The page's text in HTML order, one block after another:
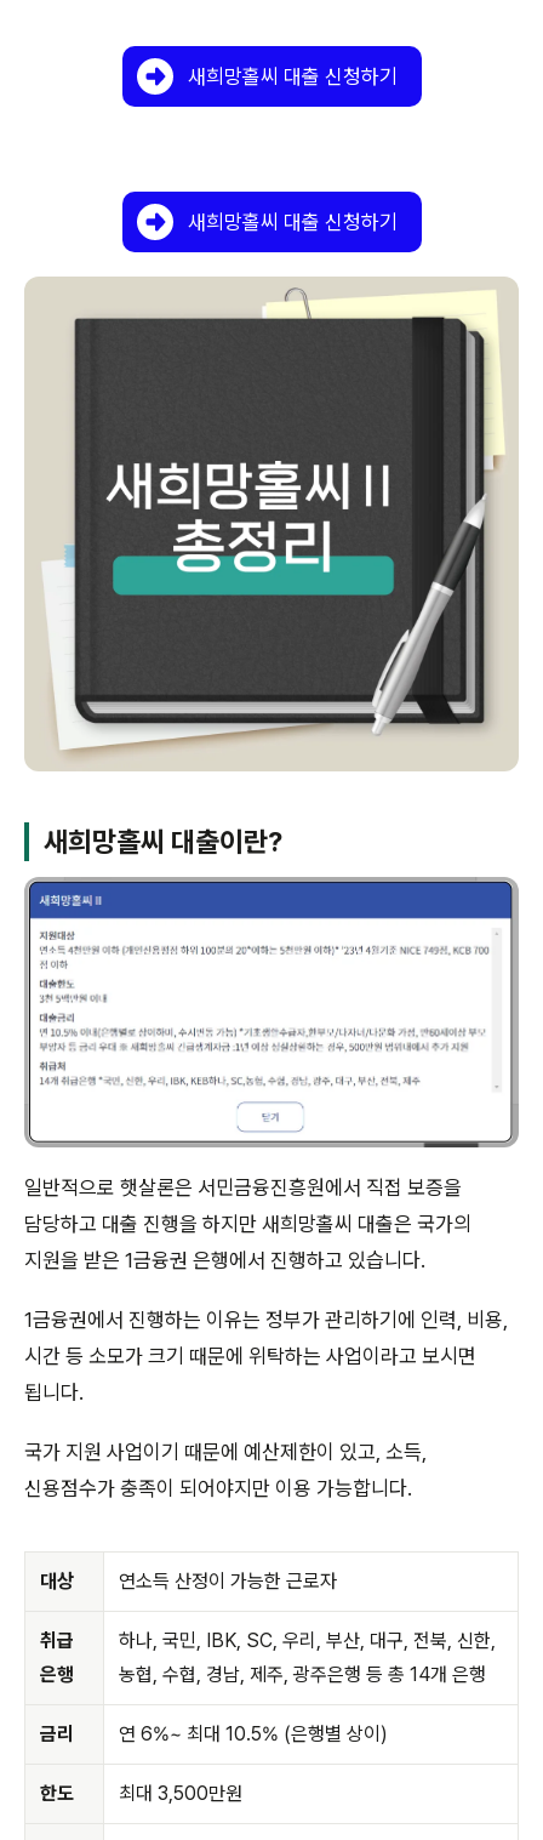
새희망홀씨 대출 신청하기
새희망홀씨 대출 신청하기
새희망홀씨 대출이란?
일반적으로 햇살론은 서민금융진흥원에서 직접 보증을
담당하고 대출 진행을 하지만 새희망홀씨 대출은 국가의
지원을 받은 1금융권 은행에서 진행하고 있습니다.
1금융권에서 진행하는 이유는 정부가 관리하기에 인력, 비용,
시간 등 소모가 크기 때문에 위탁하는 사업이라고 보시면
됩니다.
국가 지원 사업이기 때문에 예산제한이 있고, 소득,
신용점수가 충족이 되어야지만 이용 가능합니다.
대상 연소득 산정이 가능한 근로자
취급
은행
하나, 국민, IBK, SC, 우리, 부산, 대구, 전북, 신한,
농협, 수협, 경남, 제주, 광주은행 등 총 14개 은행
금리 연 6%~ 최대 10.5% (은행별 상이)
한도 최대 3,500만원